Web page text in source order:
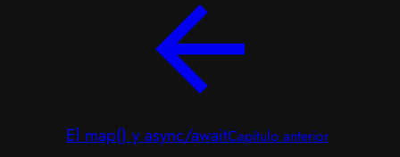
El map() y async/awaitCapítulo anterior